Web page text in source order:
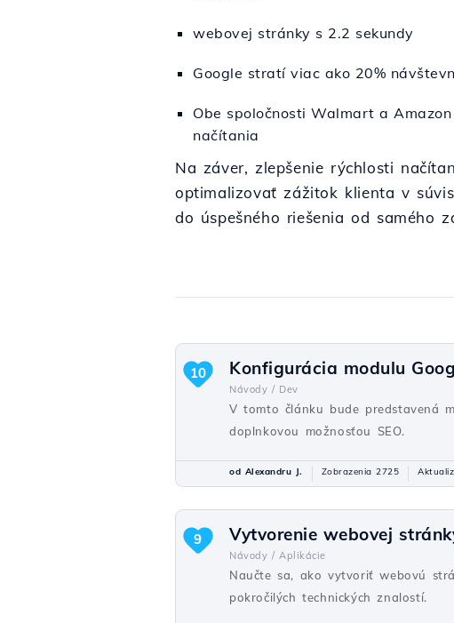
webovej stránky s 2.2 sekundy
Google stratí viac ako 20%
Obe spoločnosti Walmart a
načítania
Na záver, zlepšenie rýchlosti
optimalizovať zážitok klienta v
do úspešného riešenia od samého
Konfigurácia modulu
Návody / Dev
V tomto článku bude predstavená
doplnkovou možnosťou SEO.
10
od Alexandru J. Zobrazenia 2725
Vytvorenie webovej
Návody / Aplikácie
Naučte sa, ako vytvoriť webovú
pokročilých technických znalostí.
9